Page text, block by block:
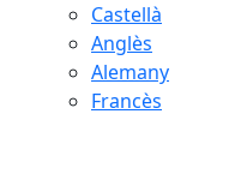
Castellà
Anglès
Alemany
Francès